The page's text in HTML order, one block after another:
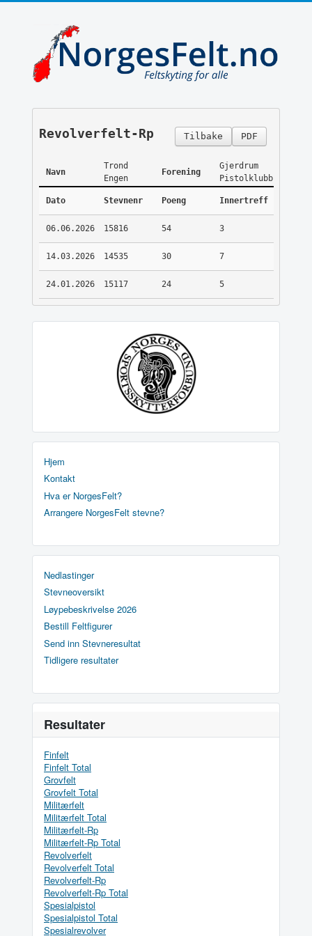
PDF
Tilbake
Revolverfelt-Rp
Navn
Trond
Engen
Forening
Gjerdrum
Pistolklubb
Dato Stevnenr Poeng Innertreff
06.06.2026 15816 54 3
14.03.2026 14535 30 7
24.01.2026 15117 24 5
Hjem
Kontakt
Hva er NorgesFelt?
Arrangere NorgesFelt stevne?
Nedlastinger
Stevneoversikt
Løypebeskrivelse 2026
Bestill Feltfigurer
Send inn Stevneresultat
Tidligere resultater
Resultater
Finfelt
Finfelt Total
Grovfelt
Grovfelt Total
Militærfelt
Militærfelt Total
Militærfelt-Rp
Militærfelt-Rp Total
Revolverfelt
Revolverfelt Total
Revolverfelt-Rp
Revolverfelt-Rp Total
Spesialpistol
Spesialpistol Total
Spesialrevolver